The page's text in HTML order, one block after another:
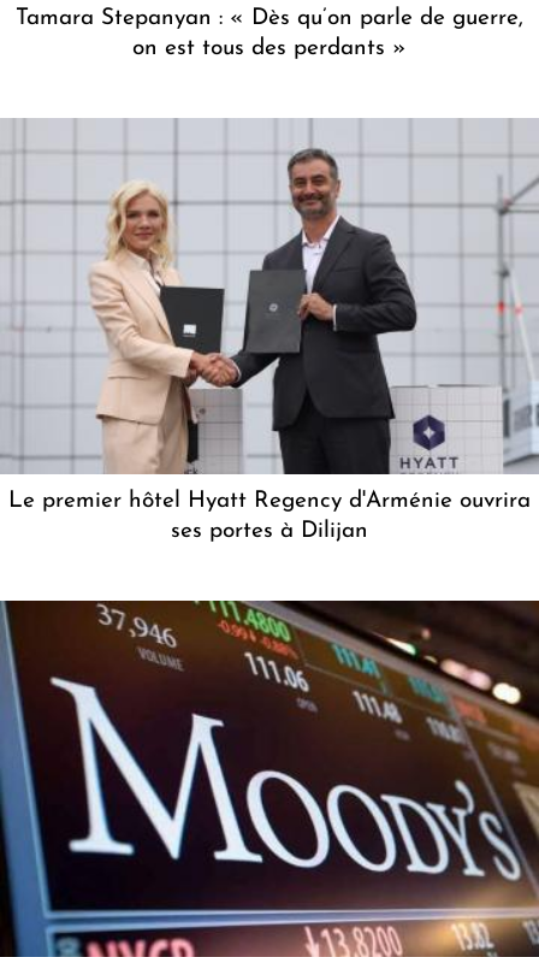
Tamara Stepanyan : « Dès qu’on parle de guerre,
on est tous des perdants »
Le premier hôtel Hyatt Regency d'Arménie ouvrira
ses portes à Dilijan